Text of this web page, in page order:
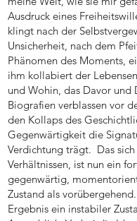
Ausdruck eines
klingt nach der
Unsicherheit, nach dem
Phänomen des Moments,
ihm kollabiert der
und Wohin, das Davor und
Biografien verblassen vor
den Kollaps des
Gegenwärtigkeit die
Verdichtung trägt. Das
Verhältnissen, ist nun ein
gegenwärtig,
Zustand als
Ergebnis ein instabiler